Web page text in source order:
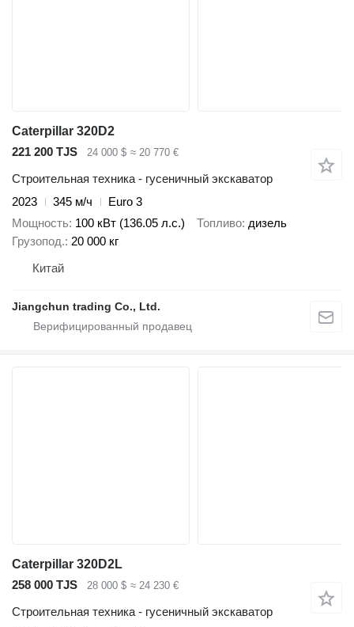
Caterpillar 320D2
221 200 TJS
24 000 $ ≈ 20 770 €
Строительная техника - гусеничный экскаватор
2023
345 м/ч
Euro 3
Мощность 100 кВт (136.05 л.с.) Топливо дизель
Грузопод. 20 000 кг
Китай
Jiangchun trading Co., Ltd.
Caterpillar 320D2L
258 000 TJS
28 000 $ ≈ 24 230 €
Строительная техника - гусеничный экскаватор